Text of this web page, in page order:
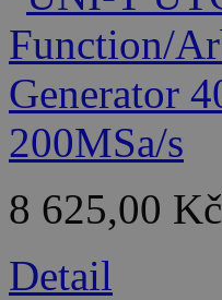
8 625,00 Kč
Detail